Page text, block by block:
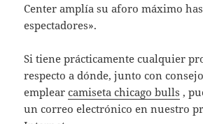
Center amplía su aforo máximo
espectadores».
Si tiene prácticamente cualquier
respecto a dónde, junto con
emplearcamiseta chicago bulls ,
un correo electrónico en nuestro